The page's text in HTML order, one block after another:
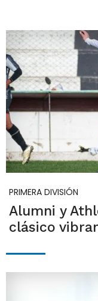
PRIMERA DIVISIÓN
Alumni y
clásico